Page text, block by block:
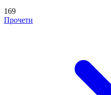
169
Прочети